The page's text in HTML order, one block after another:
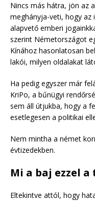
Nincs más hátra, jön az
meghányja-veti, hogy az
alapvető emberi
szerint Németországot
Kínához hasonlatosan
lakói, milyen oldalakat
Ha pedig egyszer már
KriPo, a bűnügyi
sem áll útjukba, hogy a
esetlegesen a politikai
Nem mintha a német
évtizedekben.
Mi a baj ezzel
Eltekintve attól, hogy